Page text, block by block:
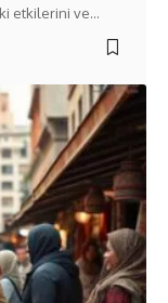
etkilerini ve…